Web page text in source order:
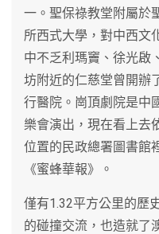
一。聖保祿教堂附屬於
所西式大學，對中西文
中不乏利瑪竇、徐光啟
坊附近的仁慈堂曾開辦
行醫院。崗頂劇院是中
樂會演出，現在看上去
位置的民政總署圖書館
《蜜蜂華報》。
僅有1.32平方公里的歷
的碰撞交流，也造就了